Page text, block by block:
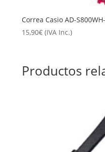
Correa Casio AD-
15,90€ (IVA Inc.)
Productos